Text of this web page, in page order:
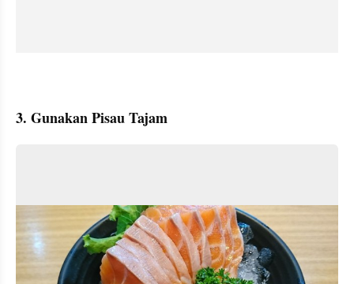
3. Gunakan Pisau Tajam